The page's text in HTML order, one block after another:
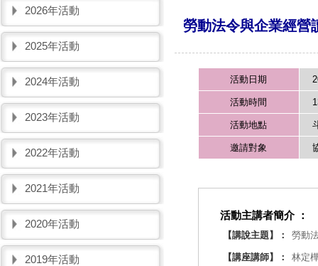
2026年活動
2025年活動
2024年活動
2023年活動
2022年活動
2021年活動
2020年活動
2019年活動
勞動法令與企業經營
活動日期
活動時間
活動地點
邀請對象
活動主講者簡介 ：
【講說主題】： 勞動
【講座講師】： 林定